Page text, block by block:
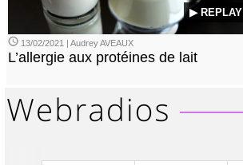
▶ REPLAY
13/02/2021 | Audrey AVEAUX
L’allergie aux protéines de lait